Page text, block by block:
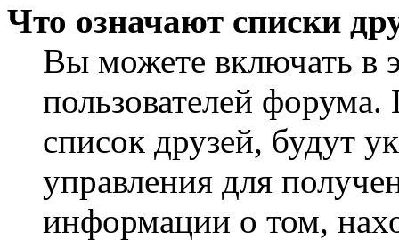
Что означают списки
Вы можете включать в
пользователей форума.
список друзей, будут
управления для
информации о том,